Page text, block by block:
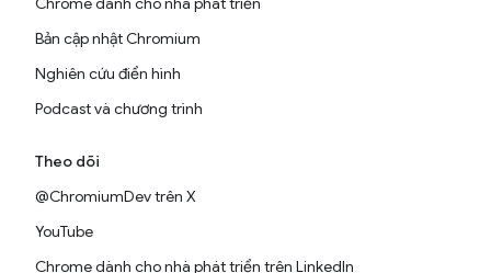
Bản cập nhật Chromium
Nghiên cứu điển hình
Podcast và chương trình
Theo dõi
@ChromiumDev trên X
YouTube
Chrome dành cho nhà phát triển trên LinkedIn